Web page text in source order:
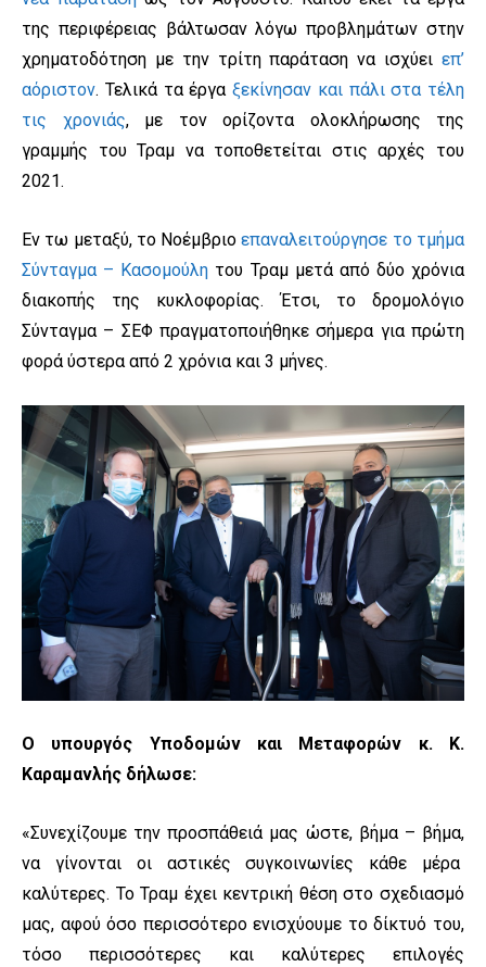
της περιφέρειας βάλτωσαν λόγω προβλημάτων στην
χρηματοδότηση με την τρίτη παράταση να ισχύει επ’
αόριστον. Τελικά τα έργα ξεκίνησαν και πάλι στα τέλη
τις χρονιάς, με τον ορίζοντα ολοκλήρωσης της
γραμμής του Τραμ να τοποθετείται στις αρχές του
2021.
Εν τω μεταξύ, το Νοέμβριοεπαναλειτούργησε το τμήμα
Σύνταγμα – Κασομούλη του Τραμ μετά από δύο χρόνια
διακοπής της κυκλοφορίας. Έτσι, το δρομολόγιο
Σύνταγμα – ΣΕΦ πραγματοποιήθηκε σήμερα για πρώτη
φορά ύστερα από 2 χρόνια και 3 μήνες.
Ο υπουργός Υποδομών και Μεταφορών κ. Κ.
Καραμανλής δήλωσε:
«Συνεχίζουμε την προσπάθειά μας ώστε, βήμα – βήμα,
να γίνονται οι αστικές συγκοινωνίες κάθε μέρα
καλύτερες. Το Τραμ έχει κεντρική θέση στο σχεδιασμό
μας, αφού όσο περισσότερο ενισχύουμε το δίκτυό του,
τόσο περισσότερες και καλύτερες επιλογές